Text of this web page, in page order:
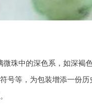
珠中的深色系，如深褐
号等，为包装增添一份